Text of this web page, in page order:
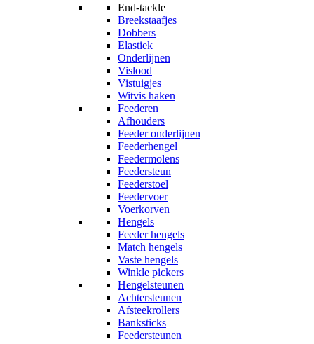
End-tackle
Breekstaafjes
Dobbers
Elastiek
Onderlijnen
Vislood
Vistuigjes
Witvis haken
Feederen
Afhouders
Feeder onderlijnen
Feederhengel
Feedermolens
Feedersteun
Feederstoel
Feedervoer
Voerkorven
Hengels
Feeder hengels
Match hengels
Vaste hengels
Winkle pickers
Hengelsteunen
Achtersteunen
Afsteekrollers
Banksticks
Feedersteunen